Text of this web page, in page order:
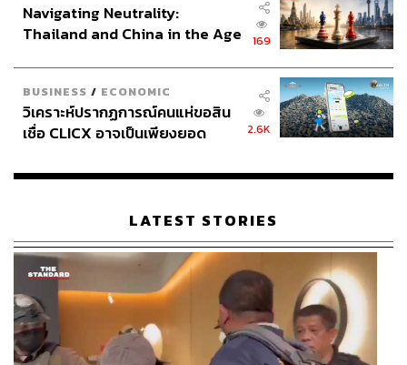
162
THE STANDARD TEAM
Navigating Neutrality:
Thailand and China in the Age
169
BUSINESS / ECONOMIC
วิเคราะห์ปรากฏการณ์คนแห่ขอสิน
เชื่อ CLICX อาจเป็นเพียงยอด
เรือนไทยที่ถูกซุกไว้
2.6K
LATEST STORIES